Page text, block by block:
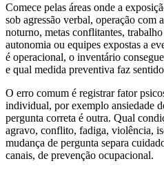
Comece pelas áreas onde a
sob agressão verbal, operação com
noturno, metas conflitantes,
autonomia ou equipes expostas a
é operacional, o inventário
e qual medida preventiva faz
O erro comum é registrar fator
individual, por exemplo ansiedade
pergunta correta é outra. Qual
agravo, conflito, fadiga, violência,
mudança de pergunta separa
canais, de prevenção ocupacional.